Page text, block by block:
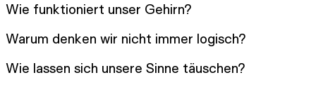
Wie funktioniert unser Gehirn?
Warum denken wir nicht immer logisch?
Wie lassen sich unsere Sinne täuschen?